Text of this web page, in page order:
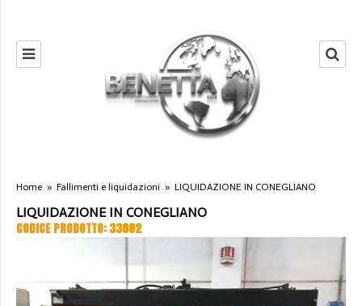
Home » Fallimenti e liquidazioni » LIQUIDAZIONE IN CONEGLIANO
LIQUIDAZIONE IN CONEGLIANO
CODICE PRODOTTO: 33882